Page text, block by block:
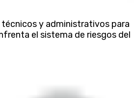
técnicos y administrativos para
el sistema de riesgos del